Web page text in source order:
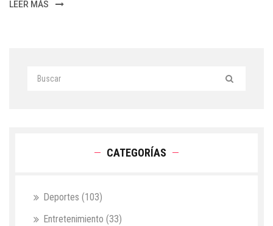
LEER MÁS
CATEGORÍAS
Deportes (103)
Entretenimiento (33)